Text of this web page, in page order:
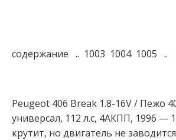
содержание .. 1003 1004 1005 ..
Peugeot 406 Break 1.8-16V / Пежо
универсал, 112 л.с, 4АКПП, 1996 —
крутит, но двигатель не заводится